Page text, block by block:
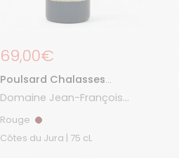
Prix régulier
69,00€
Poulsard Chalasses
Vieilles Vignes 2023
Domaine Jean-François
Rouge Rouge
Côtes du Jura | 75 cL